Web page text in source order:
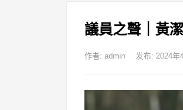
議員之聲｜黃
作者: admin 发布: 2024年